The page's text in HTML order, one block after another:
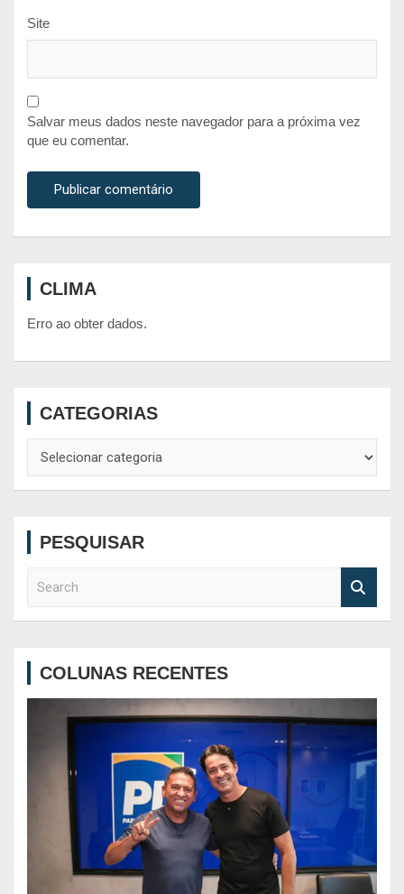
Site
Salvar meus dados neste navegador para a próxima vez
que eu comentar.
CLIMA
Erro ao obter dados.
CATEGORIAS
PESQUISAR
COLUNAS RECENTES